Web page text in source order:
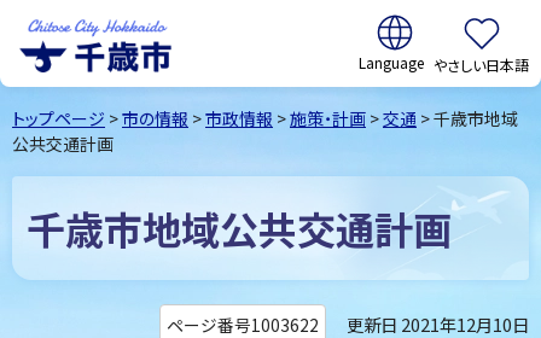
千歳市Chitose
City Hokkaido
翻訳:
やさしい日本語
トップページ >市の情報 >市政情報 >施策・計画 >交通 > 千歳市地域
公共交通計画
千歳市地域公共交通計画
ページ番号1003622 更新日 2021年12月10日